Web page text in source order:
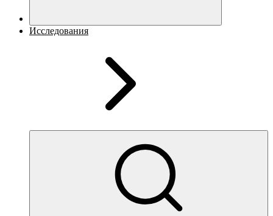
Исследования